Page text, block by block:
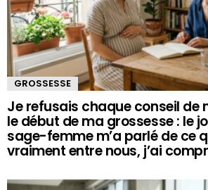
GROSSESSE
Je refusais chaque conseil de
le début de ma grossesse : le
sage-femme m’a parlé de ce
vraiment entre nous, j’ai